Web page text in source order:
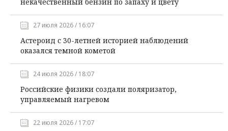
27 июля 2026 / 16:07
Астероид с 30-летней историей наблюдений
оказался темной кометой
24 июля 2026 / 18:07
Российские физики создали поляризатор,
управляемый нагревом
22 июля 2026 / 17:07